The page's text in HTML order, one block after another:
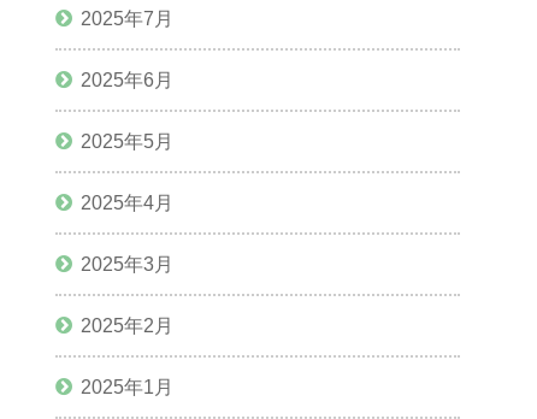
2025年7月
2025年6月
2025年5月
2025年4月
2025年3月
2025年2月
2025年1月